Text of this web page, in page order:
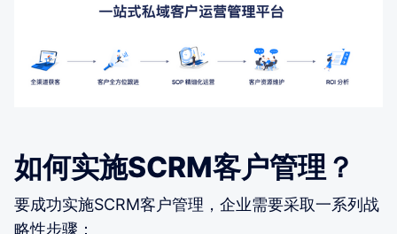
如何实施SCRM客户管理？
要成功实施SCRM客户管理，企业需要采取一系列战
略性步骤：